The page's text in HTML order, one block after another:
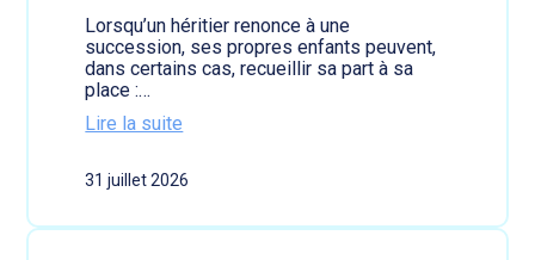
i
o
n
a
n
d
e
:
u
e
Lorsqu’un héritier renonce à une
succession, ses propres enfants peuvent,
dans certains cas, recueillir sa part à sa
place :…
Lire la suite
u
c
31 juillet 2026